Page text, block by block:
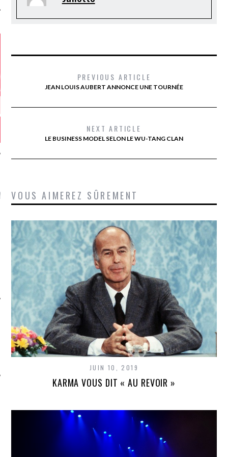
ANNIVERSAIRE
SOCIAUX
PREVIOUS ARTICLE
JEAN LOUIS AUBERT ANNONCE UNE TOURNÉE
NEXT ARTICLE
LE BUSINESS MODEL SELON LE WU-TANG CLAN
VOUS AIMEREZ SÛREMENT
JUIN 10, 2019
KARMA VOUS DIT « AU REVOIR »